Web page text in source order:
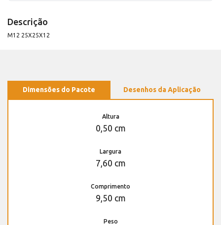
Descrição
M12 25X25X12
Dimensões do Pacote Desenhos da Aplicação
Altura
0,50 cm
Largura
7,60 cm
Comprimento
9,50 cm
Peso